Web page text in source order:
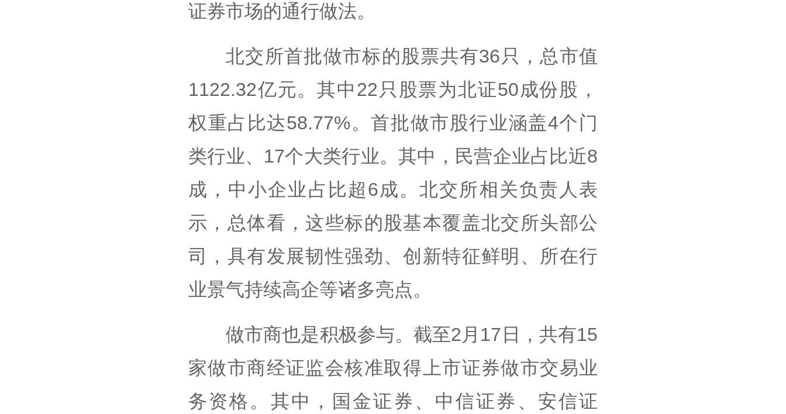
证券市场的通行做法。
北交所首批做市标的股票共有36只，总市值
1122.32亿元。其中22只股票为北证50成份股，
权重占比达58.77%。首批做市股行业涵盖4个门
类行业、17个大类行业。其中，民营企业占比近8
成，中小企业占比超6成。北交所相关负责人表
示，总体看，这些标的股基本覆盖北交所头部公
司，具有发展韧性强劲、创新特征鲜明、所在行
业景气持续高企等诸多亮点。
做市商也是积极参与。截至2月17日，共有15
家做市商经证监会核准取得上市证券做市交易业
务资格。其中，国金证券、中信证券、安信证